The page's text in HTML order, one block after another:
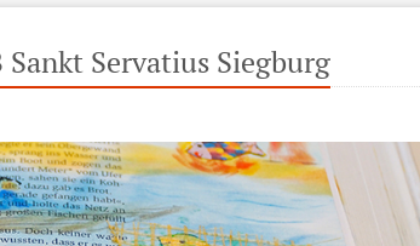
Servatius Siegburg